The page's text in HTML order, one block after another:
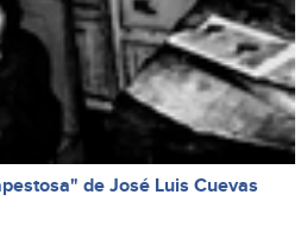
de José Luis Cuevas